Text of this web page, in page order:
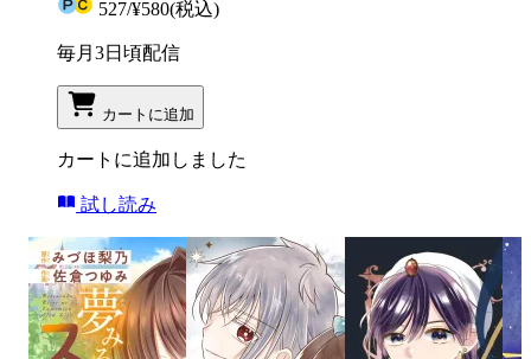
527/¥580(税込)
毎月3日頃配信
カートに追加
カートに追加しました
試し読み